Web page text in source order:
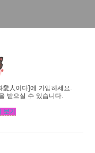
愛人이다]에 가입하세요.
받으실 수 있습니다.
보기